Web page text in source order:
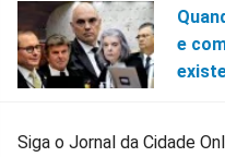
e
Siga o Jornal da Cidade